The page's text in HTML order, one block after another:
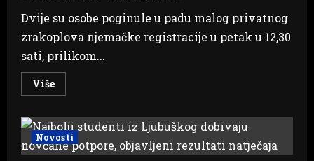
Dvije su osobe poginule u padu malog privatnog
zrakoplova njemačke registracije u petak u 12,30
sati, prilikom...
VišeRead
more
Dvoje
poginulo
u
padu
Novosti